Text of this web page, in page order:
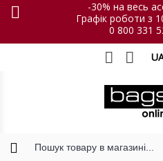
-30% на весь
Графік роботи з
0 800 331